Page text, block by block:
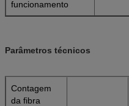
funcionamento
Parâmetros técnicos
Contagem
da fibra